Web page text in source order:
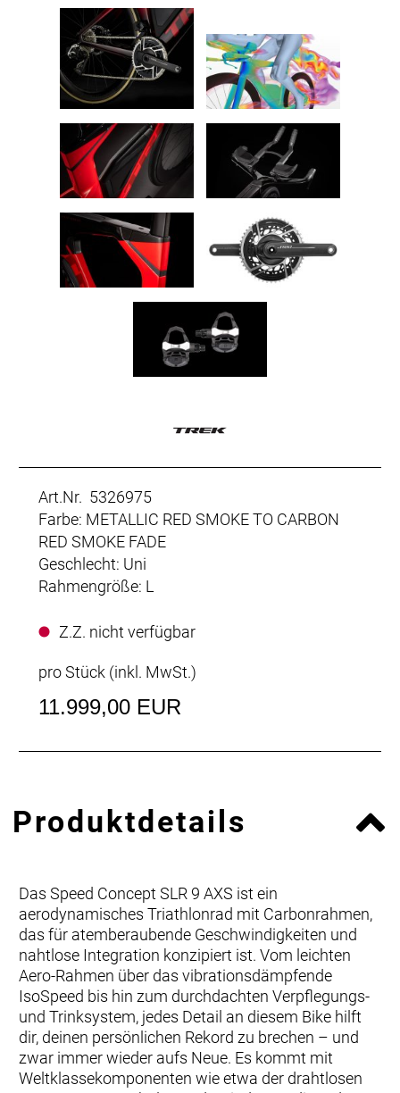
Art.Nr. 5326975
Farbe: METALLIC RED SMOKE TO CARBON
RED SMOKE FADE
Geschlecht: Uni
Rahmengröße: L
Z.Z. nicht verfügbar
pro Stück (inkl. MwSt.)
11.999,00 EUR
Produktdetails
Das Speed Concept SLR 9 AXS ist ein
aerodynamisches Triathlonrad mit Carbonrahmen,
das für atemberaubende Geschwindigkeiten und
nahtlose Integration konzipiert ist. Vom leichten
Aero-Rahmen über das vibrationsdämpfende
IsoSpeed bis hin zum durchdachten Verpflegungs-
und Trinksystem, jedes Detail an diesem Bike hilft
dir, deinen persönlichen Rekord zu brechen – und
zwar immer wieder aufs Neue. Es kommt mit
Weltklassekomponenten wie etwa der drahtlosen